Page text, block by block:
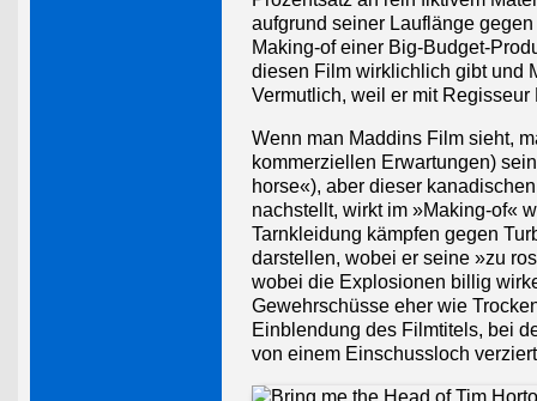
aufgrund seiner Lauflänge
Making-of einer Big-Budget-
diesen Film wirklichlich gibt und
Vermutlich, weil er mit
Wenn man Maddins Film sieht,
kommerziellen Erwartungen)
horse«), aber dieser
nachstellt, wirkt im »Making-of«
Tarnkleidung kämpfen gegen
darstellen, wobei er seine »zu
wobei die Explosionen billig
Gewehrschüsse eher wie
Einblendung des Filmtitels, bei
von einem Einschussloch